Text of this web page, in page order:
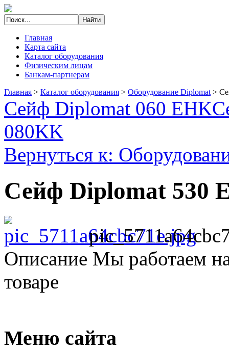
Главная
Карта сайта
Каталог оборудования
Физическим лицам
Банкам-партнерам
Главная > Каталог оборудования > Оборудование Diplomat >
Сейф Diplomat 060 EHK
080KK
Вернуться к:
Сейф Diplomat 530
Описание Мы работаем
товаре
Меню сайта